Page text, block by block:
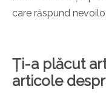
care răspund
Ți-a plăcut
articole